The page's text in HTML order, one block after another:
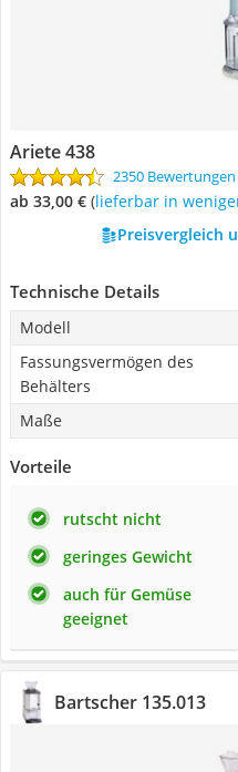
Ariete 438
2350 Bewertungen
ab 33,00 € ( Lieferbar in
Preisvergleich
Technische Details
Modell
Fassungsvermögen des
Behälters
Maße
Vorteile
rutscht nicht
geringes Gewicht
auch für Gemüse
geeignet
Bartscher 135.013